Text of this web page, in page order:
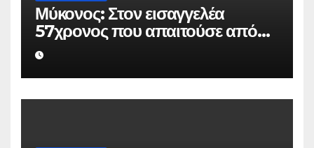
Μύκονος: Στον εισαγγελέα
57χρονος που απαιτούσε από
επιχειρηματία 80.000 ευρώ για
να μην κάνει καταγγελίες σε
βάρος του